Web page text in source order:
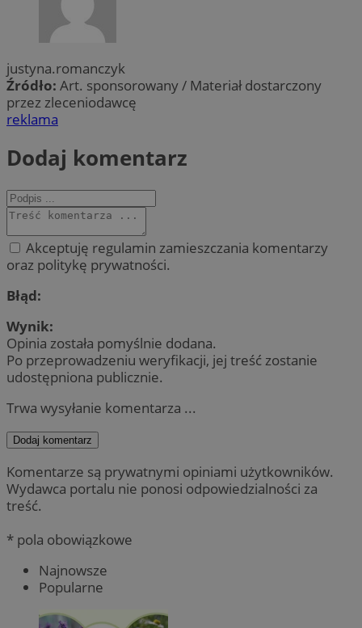
justyna.romanczyk
Źródło: Art. sponsorowany / Materiał dostarczony
przez zleceniodawcę
reklama
Dodaj komentarz
Akceptuję regulamin zamieszczania komentarzy
oraz politykę prywatności.
Błąd:
Wynik:
Opinia została pomyślnie dodana.
Po przeprowadzeniu weryfikacji, jej treść zostanie
udostępniona publicznie.
Trwa wysyłanie komentarza ...
Dodaj komentarz
Komentarze są prywatnymi opiniami użytkowników.
Wydawca portalu nie ponosi odpowiedzialności za
treść.
* pola obowiązkowe
Najnowsze
Popularne